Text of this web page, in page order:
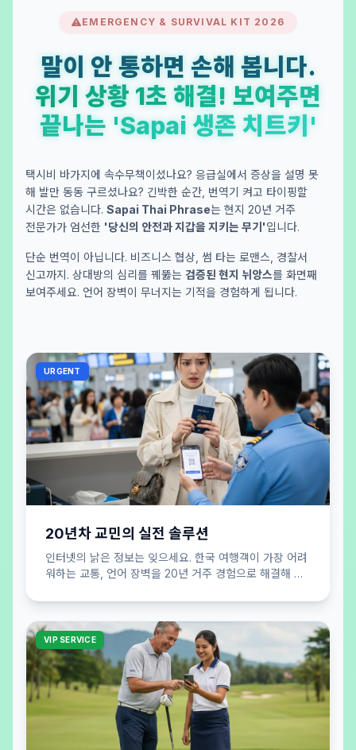
EMERGENCY & SURVIVAL KIT 2026
말이 안 통하면 손해 봅니다.
위기 상황 1초 해결! 보여주면
끝나는 'Sapai 생존 치트키'
택시비 바가지에 속수무책이셨나요? 응급실에서 증상을 설명 못
해 발만 동동 구르셨나요? 긴박한 순간, 번역기 켜고 타이핑할
시간은 없습니다. Sapai Thai Phrase는 현지 20년 거주
전문가가 엄선한 '당신의 안전과 지갑을 지키는 무기'입니다.
단순 번역이 아닙니다. 비즈니스 협상, 썸 타는 로맨스, 경찰서
신고까지. 상대방의 심리를 꿰뚫는 검증된 현지 뉘앙스를 화면째
보여주세요. 언어 장벽이 무너지는 기적을 경험하게 됩니다.
URGENT
20년차 교민의 실전 솔루션
인터넷의 낡은 정보는 잊으세요. 한국 여행객이 가장 어려
워하는 교통, 언어 장벽을 20년 거주 경험으로 해결해 드
VIP SERVICE